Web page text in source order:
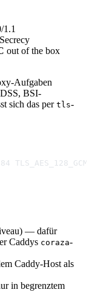
out of the box
Aufgaben
BSI-
sich das per tls-
— dafür
Caddys coraza-
Caddy-Host als
in begrenztem